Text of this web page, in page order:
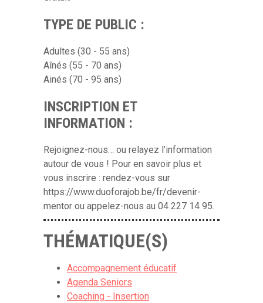
TYPE DE PUBLIC :
Adultes (30 - 55 ans)
Aînés (55 - 70 ans)
Ainés (70 - 95 ans)
INSCRIPTION ET
INFORMATION :
Rejoignez-nous… ou relayez l’information
autour de vous ! Pour en savoir plus et
vous inscrire : rendez-vous sur
https://www.duoforajob.be/fr/devenir-
mentor ou appelez-nous au 04 227 14 95.
THÉMATIQUE(S)
Accompagnement éducatif
Agenda Seniors
Coaching - Insertion